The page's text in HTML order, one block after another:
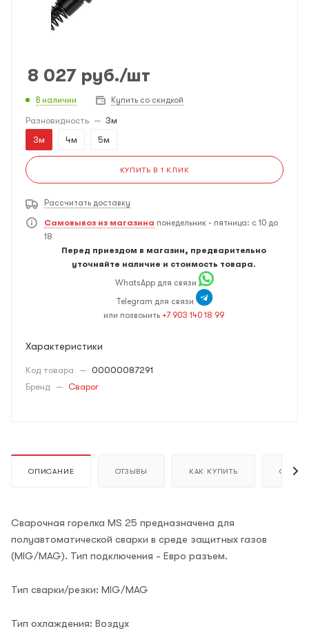
8 027 руб./шт
В наличии Купить со скидкой
Разновидность — 3м
3м
4м 5м
КУПИТЬ В 1 КЛИК
Рассчитать доставку
Самовывоз из магазина понедельник - пятница: с 10 до
18
Перед приездом в магазин, предварительно
уточняйте наличие и стоимость товара.
WhatsApp для связи
Telegram для связи
или позвонить +7 903 140 18 99
Характеристики
Код товара — 00000087291
Бренд — Сварог
ОПИСАНИЕ ОТЗЫВЫ КАК КУПИТЬ ОПЛАТА
Сварочная горелка MS 25 предназначена для
полуавтоматической сварки в среде защитных газов
(MIG/MAG). Тип подключения - Евро разъем.
Тип сварки/резки: MIG/MAG
Тип охлаждения: Воздух